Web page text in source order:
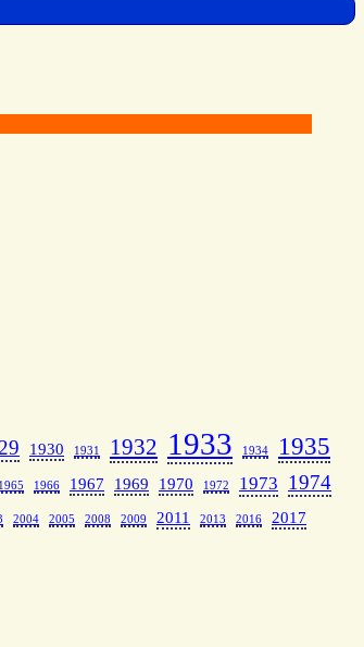
1930 1931 1932 1933 1934 1935
1965 1966 1967 1969 1970 1972 1973 1974
2004 2005 2008 2009 2011 2013 2016
2017